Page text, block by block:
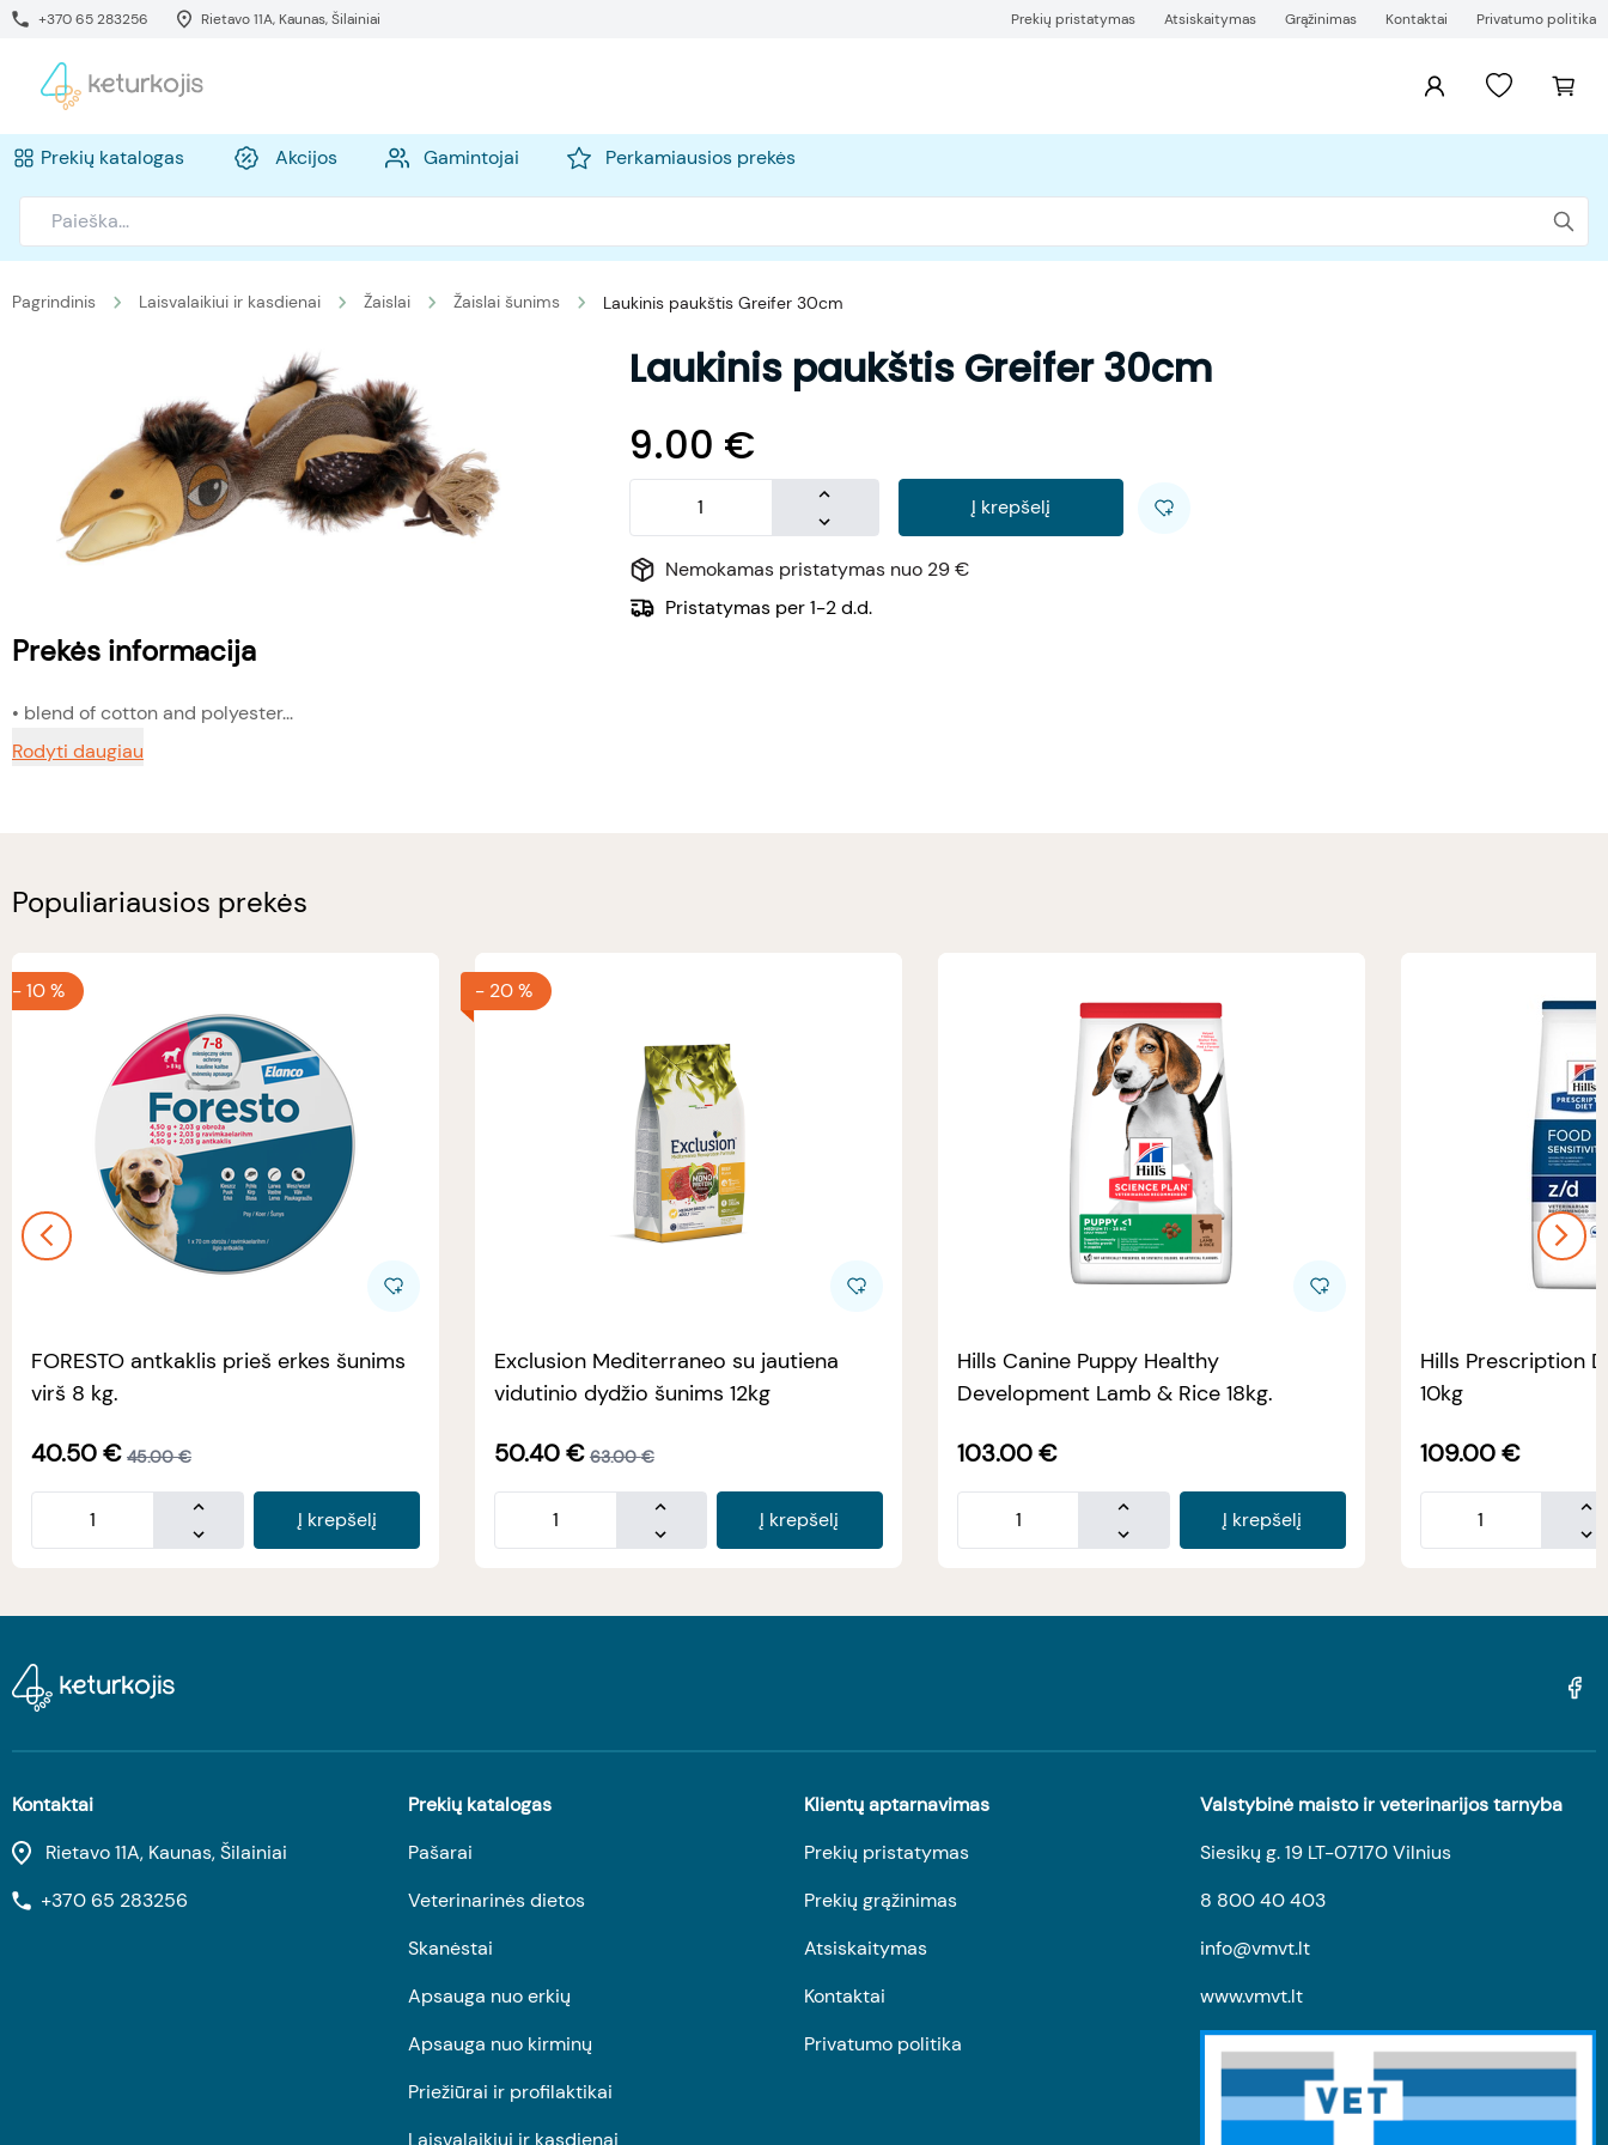
+370 65 283256 Rietavo 11A, Kaunas, Šilainiai Prekių pristatymas Atsiskaitymas Grąžinimas Kontaktai Privatumo politika
Prekių katalogas Akcijos Gamintojai Perkamiausios prekės
Pagrindinis Laisvalaikiui ir kasdienai Žaislai Žaislai šunims Laukinis paukštis Greifer 30cm
Laukinis paukštis Greifer 30cm
9.00 €
Į krepšelį
Nemokamas pristatymas nuo 29 €
Pristatymas per 1-2 d.d.
Prekės informacija
• blend of cotton and polyester...
Rodyti daugiau
Populiariausios prekės
-10 %
FORESTO antkaklis prieš erkes šunims
virš 8 kg.
40.50€ 45.00 €
Į krepšelį
- 20 %
Exclusion Mediterraneo su jautiena
vidutinio dydžio šunims 12kg
50.40€ 63.00 €
Į krepšelį
Hills Canine Puppy Healthy
Development Lamb & Rice 18kg.
103.00 €
Į krepšelį
Hills Prescription
10kg
109.00 €
Kontaktai
Rietavo 11A, Kaunas, Šilainiai
+370 65 283256
Prekių katalogas
Pašarai
Veterinarinės dietos
Skanėstai
Apsauga nuo erkių
Apsauga nuo kirminų
Priežiūrai ir profilaktikai
Laisvalaikiui ir kasdienai
Klientų aptarnavimas
Prekių pristatymas
Prekių grąžinimas
Atsiskaitymas
Kontaktai
Privatumo politika
Valstybinė maisto ir veterinarijos tarnyba
Siesikų g. 19 LT-07170 Vilnius
8 800 40 403
info@vmvt.lt
www.vmvt.lt